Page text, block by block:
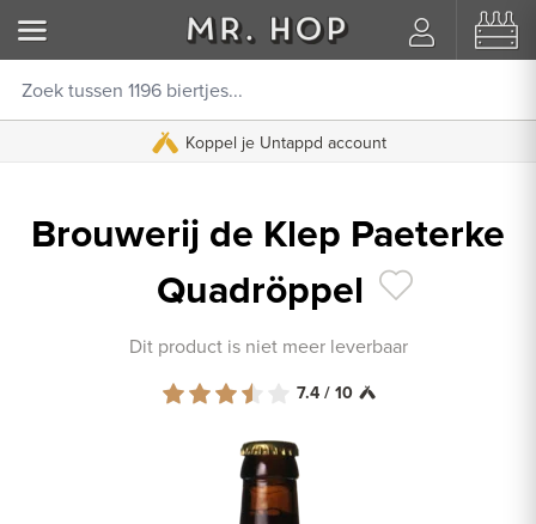
Koppel je Untappd account
Brouwerij de Klep Paeterke
Quadröppel
Dit product is niet meer leverbaar
7.4 / 10